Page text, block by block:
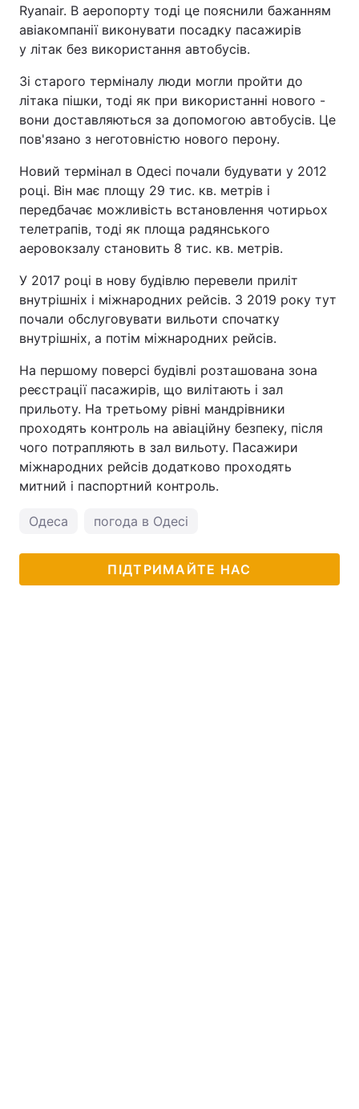
Ryanair. В аеропорту тоді це пояснили бажанням
авіакомпанії виконувати посадку пасажирів
у літак без використання автобусів.
Зі старого терміналу люди могли пройти до
літака пішки, тоді як при використанні нового -
вони доставляються за допомогою автобусів. Це
пов'язано з неготовністю нового перону.
Новий термінал в Одесі почали будувати у 2012
році. Він має площу 29 тис. кв. метрів і
передбачає можливість встановлення чотирьох
телетрапів, тоді як площа радянського
аеровокзалу становить 8 тис. кв. метрів.
У 2017 році в нову будівлю перевели приліт
внутрішніх і міжнародних рейсів. З 2019 року тут
почали обслуговувати вильоти спочатку
внутрішніх, а потім міжнародних рейсів.
На першому поверсі будівлі розташована зона
реєстрації пасажирів, що вилітають і зал
прильоту. На третьому рівні мандрівники
проходять контроль на авіаційну безпеку, після
чого потрапляють в зал вильоту. Пасажири
міжнародних рейсів додатково проходять
митний і паспортний контроль.
Одеса погода в Одесі
ПІДТРИМАЙТЕ НАС